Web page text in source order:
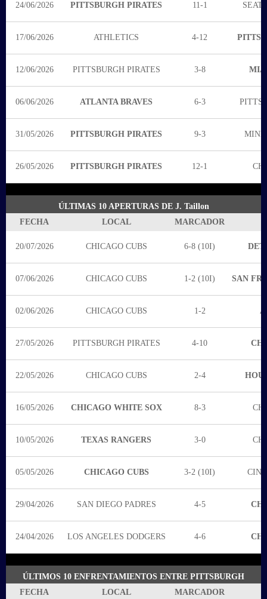
24/06/2026 PITTSBURGH PIRATES 11-1
17/06/2026 ATHLETICS 4-12
12/06/2026 PITTSBURGH PIRATES 3-8
06/06/2026 ATLANTA BRAVES 6-3
31/05/2026 PITTSBURGH PIRATES 9-3
26/05/2026 PITTSBURGH PIRATES 12-1
ÚLTIMAS 10 APERTURAS DE J. Taillon
FECHA
LOCAL MARCADOR
20/07/2026 CHICAGO CUBS 6-8 (10I)
07/06/2026 CHICAGO CUBS 1-2 (10I) SAN
02/06/2026 CHICAGO CUBS 1-2
27/05/2026 PITTSBURGH PIRATES 4-10
22/05/2026 CHICAGO CUBS 2-4
16/05/2026 CHICAGO WHITE SOX 8-3
10/05/2026 TEXAS RANGERS 3-0
05/05/2026 CHICAGO CUBS 3-2 (10I)
29/04/2026 SAN DIEGO PADRES 4-5
24/04/2026 LOS ANGELES DODGERS 4-6
ÚLTIMOS 10 ENFRENTAMIENTOS ENTRE PITTSBURGH
PIRATES VS CHICAGO CUBS
FECHA LOCAL MARCADOR